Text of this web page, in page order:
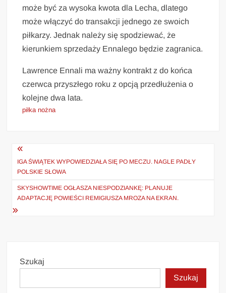
może być za wysoka kwota dla Lecha, dlatego
może włączyć do transakcji jednego ze swoich
piłkarzy. Jednak należy się spodziewać, że
kierunkiem sprzedaży Ennalego będzie zagranica.
Lawrence Ennali ma ważny kontrakt z do końca
czerwca przyszłego roku z opcją przedłużenia o
kolejne dwa lata.
piłka nożna
Nawigacja
wpisu
IGA ŚWIĄTEK WYPOWIEDZIAŁA SIĘ PO MECZU. NAGLE PADŁY
POLSKIE SŁOWA
SKYSHOWTIME OGŁASZA NIESPODZIANKĘ: PLANUJE
ADAPTACJĘ POWIEŚCI REMIGIUSZA MROZA NA EKRAN.
Szukaj
Szukaj